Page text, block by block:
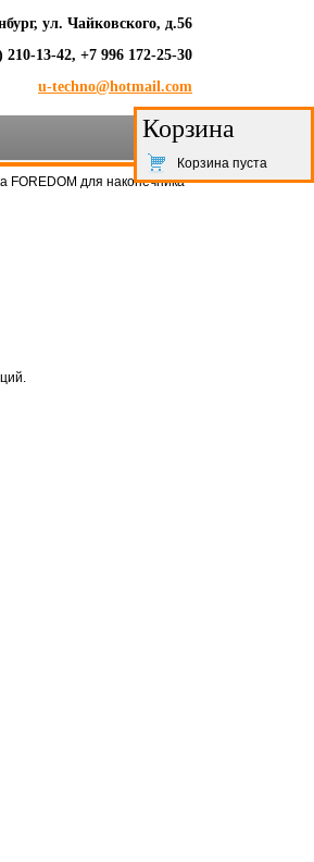
ул. Чайковского, д.56
210-13-42, +7 996 172-25-30
u-techno@hotmail.com
Корзина
Корзина пуста
FOREDOM для наконечника